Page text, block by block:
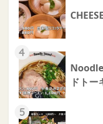
4
ドトー
5